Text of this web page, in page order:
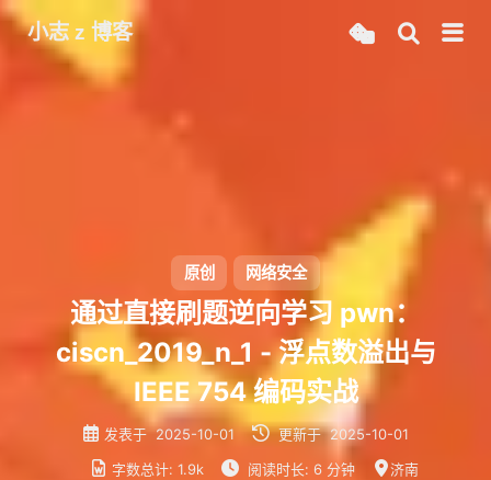
小志 z 博客
原创 网络安全
通过直接刷题逆向学习 pwn：
ciscn_2019_n_1 - 浮点数溢出与
IEEE 754 编码实战
发表于 2025-10-01 更新于 2025-10-01
字数总计: 1.9k 阅读时长: 6 分钟 济南